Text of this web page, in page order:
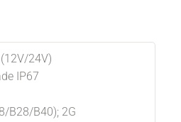
24V)
IP67
B28/B40); 2G